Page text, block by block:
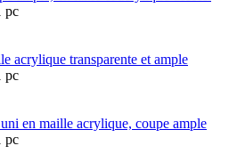
pc
acrylique transparente et ample
pc
en maille acrylique, coupe ample
pc